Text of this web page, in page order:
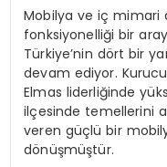
Mobilya ve iç mimari
fonksiyonelliği bir
Türkiye’nin dört bir
devam ediyor.
Elmas liderliğinde
ilçesinde temellerini
veren güçlü bir
dönüşmüştür.